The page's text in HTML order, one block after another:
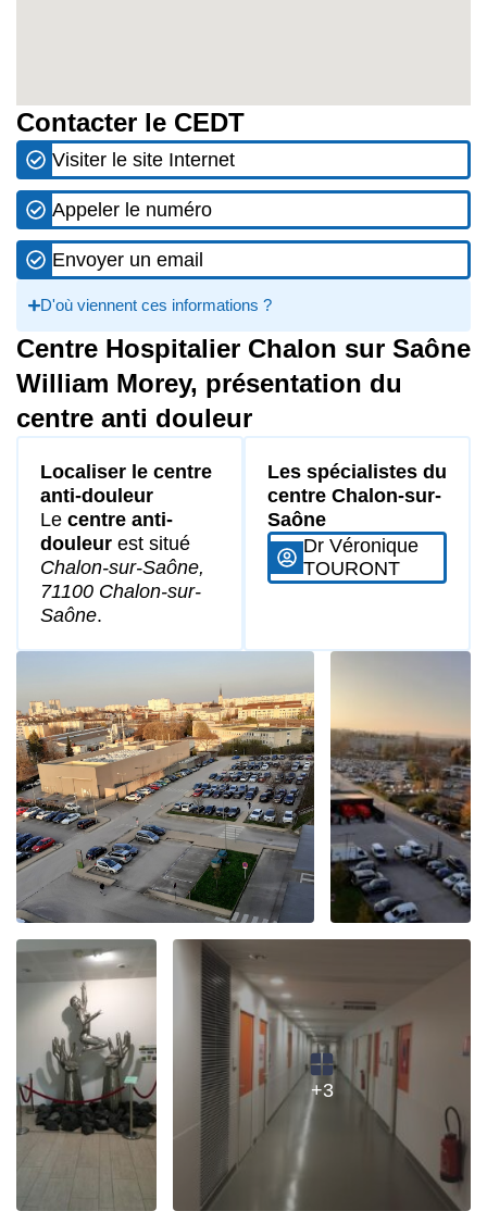
Centre Hospitalier Chalon sur Saône
William Morey, présentation du
centre anti douleur
Localiser le centre
anti-douleur
Le centre anti-
douleur est situé
Chalon-sur-Saône,
71100 Chalon-sur-
Saône.
Les spécialistes du
centre Chalon-sur-
Saône
Dr Véronique
TOURONT
+3
Contacter le CEDT
Visiter le site Internet
Appeler le numéro
Envoyer un email
D'où viennent ces informations ?